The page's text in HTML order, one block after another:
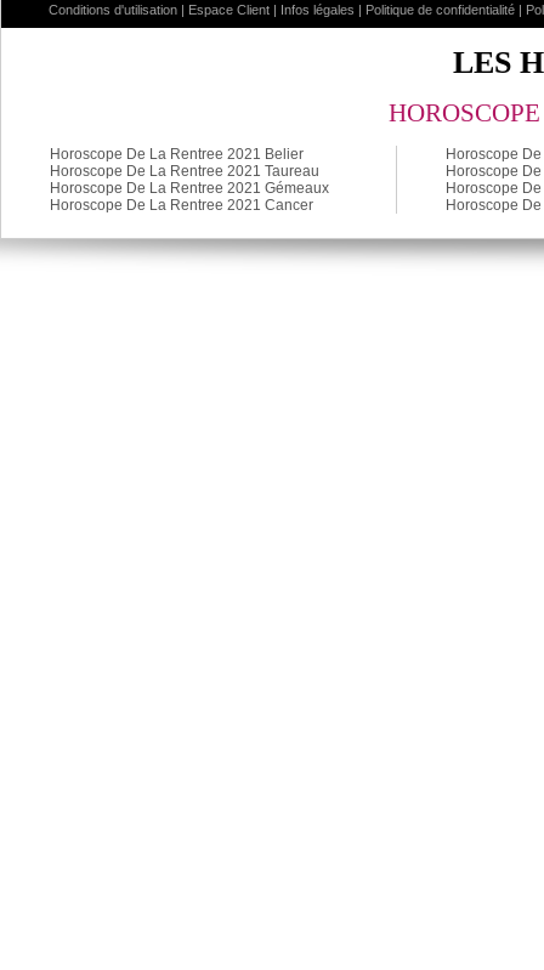
Conditions d'utilisation | Espace Client | Infos légales | Politique de confidentialité |
LES
Horoscope De La Rentree 2021 Belier
Horoscope De La Rentree 2021 Taureau
Horoscope De La Rentree 2021 Gémeaux
Horoscope De La Rentree 2021 Cancer
Horoscope
Horoscope
Horoscope
Horoscope